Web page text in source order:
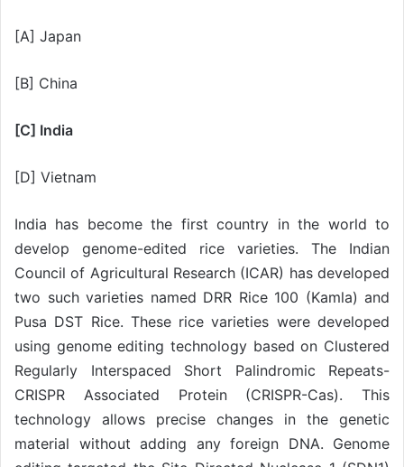
[A] Japan
[B] China
[C] India
[D] Vietnam
India has become the first country in the world to
develop genome-edited rice varieties. The Indian
Council of Agricultural Research (ICAR) has developed
two such varieties named DRR Rice 100 (Kamla) and
Pusa DST Rice. These rice varieties were developed
using genome editing technology based on Clustered
Regularly Interspaced Short Palindromic Repeats-
CRISPR Associated Protein (CRISPR-Cas). This
technology allows precise changes in the genetic
material without adding any foreign DNA. Genome